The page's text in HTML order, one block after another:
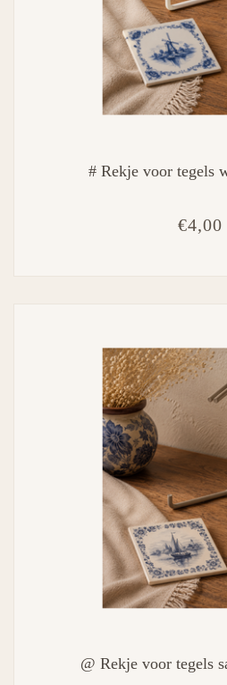
# Rekje voor tegels
€4,00
@ Rekje voor tegels